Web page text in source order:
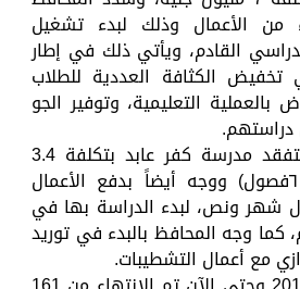
من الأعمال وذلك لبدء تشغيل
القادم، ويأتي ذلك في إطار
الكثافة العددية للطلاب
التعليمية، وتوفير الجو
دراستهم.
ثم توجه "الهجان" لتفقد مدرسة كفر عابد بتكلفة 3.4
مليون جنيه (توسع ٦فصول) ووجه أيضاً بدفع الأعمال
شهر ونص، لبدء الدراسة بها في
كما وجه المحافظ بالبدء في توريد
مع أعمال التشطيبات.